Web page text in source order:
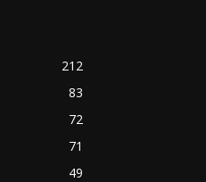
212
83
72
71
49